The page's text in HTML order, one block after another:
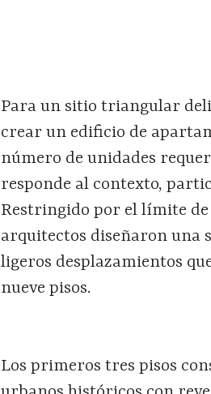
Para un sitio triangular
crear un edificio de
número de unidades
responde al contexto,
Restringido por el límite de
arquitectos diseñaron una
ligeros desplazamientos
nueve pisos.
Los primeros tres pisos